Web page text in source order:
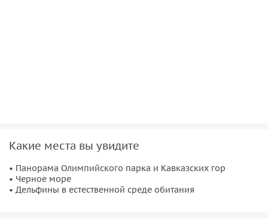
Какие места вы увидите
• Панорама Олимпийского парка и Кавказских гор
• Черное море
• Дельфины в естественной среде обитания